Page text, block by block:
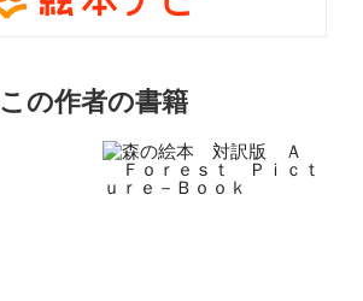
この作者の書籍